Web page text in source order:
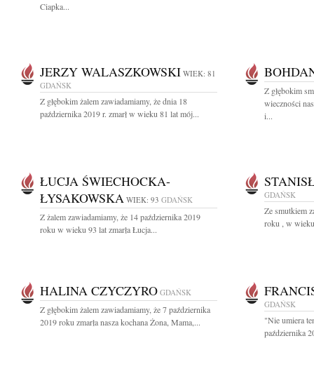
Ciapka...
JERZY WALASZKOWSKI WIEK: 81
GDAŃSK
Z głębokim żalem zawiadamiamy, że dnia 18
października 2019 r. zmarł w wieku 81 lat mój...
Z głębokim
wieczności
i...
ŁUCJA ŚWIECHOCKA-
ŁYSAKOWSKA WIEK: 93 GDAŃSK
Z żalem zawiadamiamy, że 14 października 2019
roku w wieku 93 lat zmarła Łucja...
GDAŃSK
Ze smutkiem
roku , w wieku
HALINA CZYCZYRO GDAŃSK
Z głębokim żalem zawiadamiamy, że 7 października
2019 roku zmarła nasza kochana Żona, Mama,...
GDAŃSK
"Nie umiera
października